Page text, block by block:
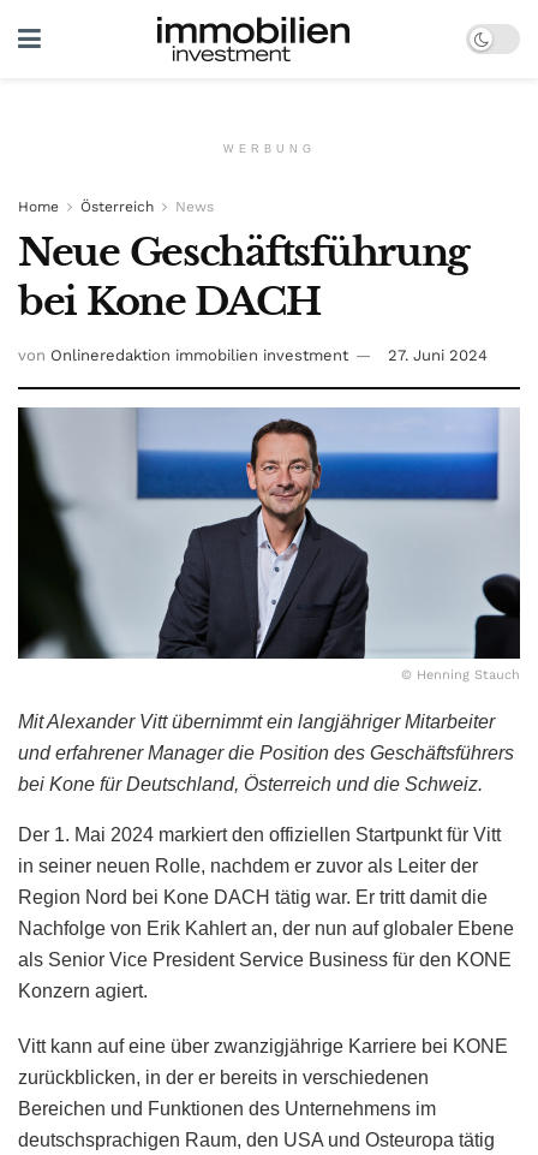
WERBUNG
Home Österreich News
Neue Geschäftsführung
bei Kone DACH
von Onlineredaktion immobilien investment 27. Juni 2024
© Henning Stauch
Mit Alexander Vitt übernimmt ein langjähriger Mitarbeiter
und erfahrener Manager die Position des Geschäftsführers
bei Kone für Deutschland, Österreich und die Schweiz.
Der 1. Mai 2024 markiert den offiziellen Startpunkt für Vitt
in seiner neuen Rolle, nachdem er zuvor als Leiter der
Region Nord bei Kone DACH tätig war. Er tritt damit die
Nachfolge von Erik Kahlert an, der nun auf globaler Ebene
als Senior Vice President Service Business für den KONE
Konzern agiert.
Vitt kann auf eine über zwanzigjährige Karriere bei KONE
zurückblicken, in der er bereits in verschiedenen
Bereichen und Funktionen des Unternehmens im
deutschsprachigen Raum, den USA und Osteuropa tätig